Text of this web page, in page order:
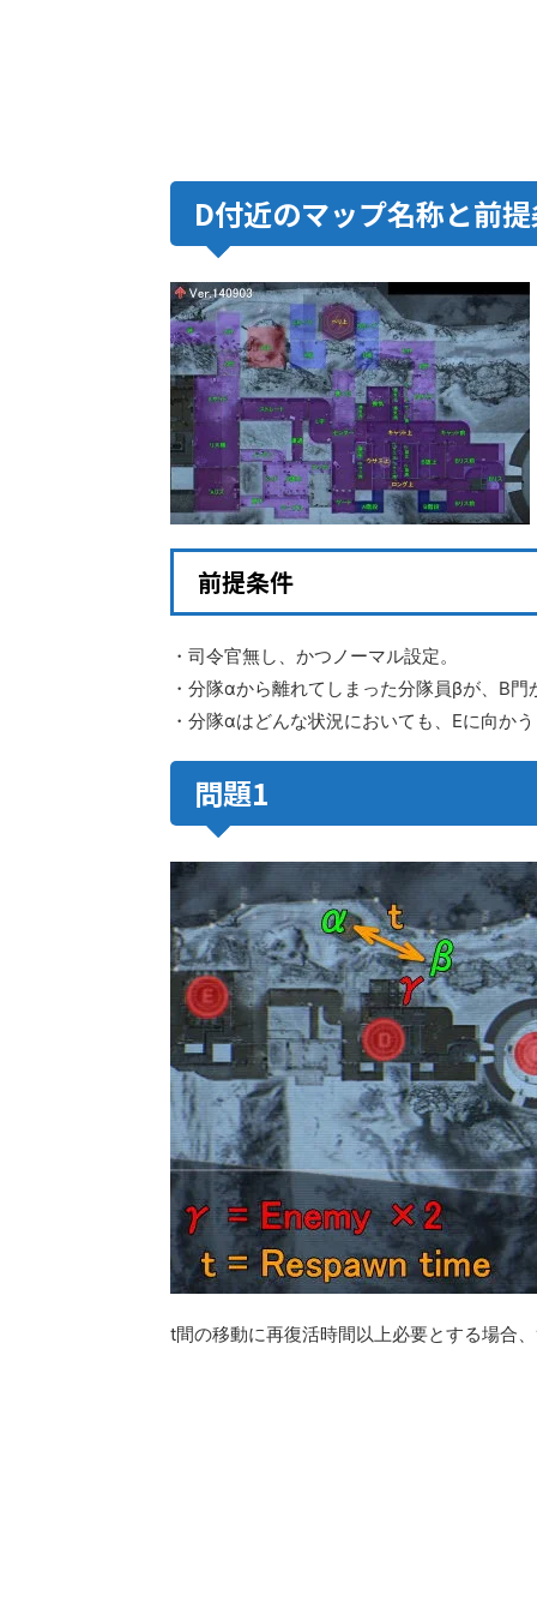
D付近のマップ名称と前
前提条件
・司令官無し、かつノーマル設定。
・分隊αから離れてしまった分隊員βが、B
・分隊αはどんな状況においても、Eに向か
問題1
t間の移動に再復活時間以上必要とする場合